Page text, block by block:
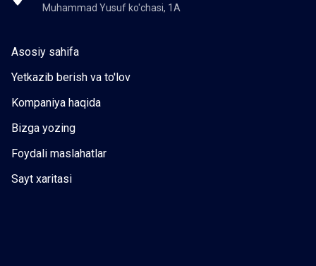
Muhammad Yusuf ko'chasi, 1A
Asosiy sahifa
Yetkazib berish va to'lov
Kompaniya haqida
Bizga yozing
Foydali maslahatlar
Sayt xaritasi